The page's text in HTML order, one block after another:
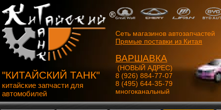
"КИТАЙСКИЙ ТАНК"
китайские запчасти для
автомобилей
Сеть магазинов автозапчастей
Прямые поставки из Китая
ВАРШАВКА
(НОВЫЙ АДРЕС)
8 (926) 884-77-07
8 (495) 644-35-79
многоканальный